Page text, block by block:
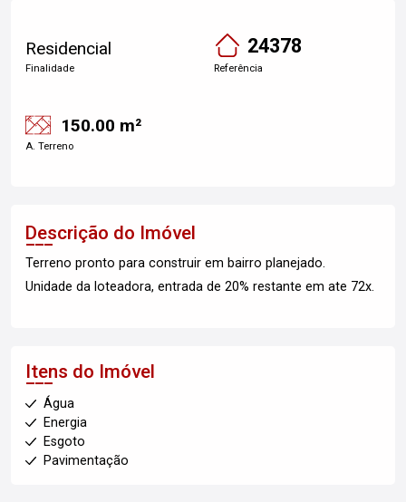
Residencial
Finalidade
24378
Referência
150.00 m²
A. Terreno
Descrição do Imóvel
Terreno pronto para construir em bairro planejado.
Unidade da loteadora, entrada de 20% restante em ate 72x.
Itens do Imóvel
Água
Energia
Esgoto
Pavimentação